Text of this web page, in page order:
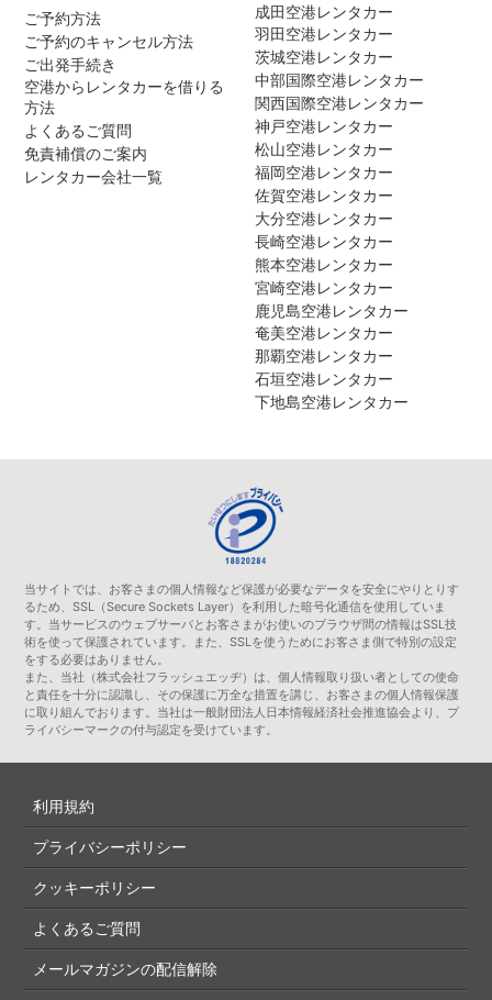
ご予約方法
ご予約のキャンセル方法
ご出発手続き
空港からレンタカーを借りる
方法
よくあるご質問
免責補償のご案内
レンタカー会社一覧
成田空港レンタカー
羽田空港レンタカー
茨城空港レンタカー
中部国際空港レンタカー
関西国際空港レンタカー
神戸空港レンタカー
松山空港レンタカー
福岡空港レンタカー
佐賀空港レンタカー
大分空港レンタカー
長崎空港レンタカー
熊本空港レンタカー
宮崎空港レンタカー
鹿児島空港レンタカー
奄美空港レンタカー
那覇空港レンタカー
石垣空港レンタカー
下地島空港レンタカー
当サイトでは、お客さまの個人情報など保護が必要なデータを安全にやりとりす
るため、SSL（Secure Sockets Layer）を利用した暗号化通信を使用していま
す。当サービスのウェブサーバとお客さまがお使いのブラウザ間の情報はSSL技
術を使って保護されています。また、SSLを使うためにお客さま側で特別の設定
をする必要はありません。
また、当社（株式会社フラッシュエッヂ）は、個人情報取り扱い者としての使命
と責任を十分に認識し、その保護に万全な措置を講じ、お客さまの個人情報保護
に取り組んでおります。当社は一般財団法人日本情報経済社会推進協会より、プ
ライバシーマークの付与認定を受けています。
利用規約
プライバシーポリシー
クッキーポリシー
よくあるご質問
メールマガジンの配信解除